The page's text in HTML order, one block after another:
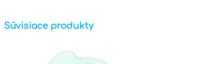
Súvisiace produkty